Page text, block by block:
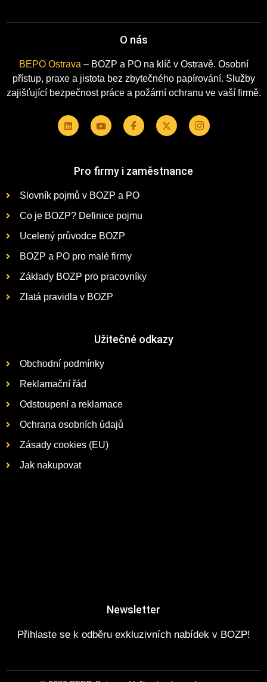
O nás
BEPO Ostrava – BOZP a PO na klíč v Ostravě. Osobní
přístup, praxe a jistota bez zbytečného papírování. Služby
zajišťující bezpečnost práce a požární ochranu ve vaší firmě.
Pro firmy i zaměstnance
Slovník pojmů v BOZP a PO
Co je BOZP? Definice pojmu
Ucelený průvodce BOZP
BOZP a PO pro malé firmy
Základy BOZP pro pracovníky
Zlatá pravidla v BOZP
Užitečné odkazy
Obchodní podmínky
Reklamační řád
Odstoupení a reklamace
Ochrana osobních údajů
Zásady cookies (EU)
Jak nakupovat
Newsletter
Přihlaste se k odběru exkluzivních nabídek v BOZP!